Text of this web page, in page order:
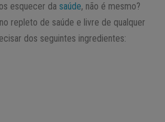
esquecer da saúde, não é mesmo?
repleto de saúde e livre de qualquer
dos seguintes ingredientes: